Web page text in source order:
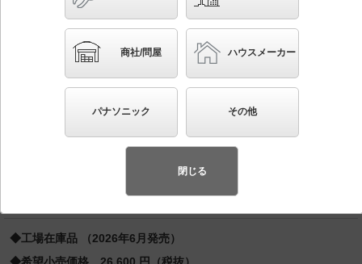
かんたん照度計算
天井埋込型 LED（昼白色） ダウンライト 浅型
10H・ビーム角80度・拡散タイプ・光源遮光角15度 調
光タイプ（ライコン別売）／埋込穴φ100 コンパクト形
蛍光灯FDL27形1灯器具相当 LED 100形
（長寿命・省電力のLEDを主照明にした、高品
◆工場在庫品 （2026年6月発売）
商社/問屋 ハウスメーカー
パナソニック その他
閉じる